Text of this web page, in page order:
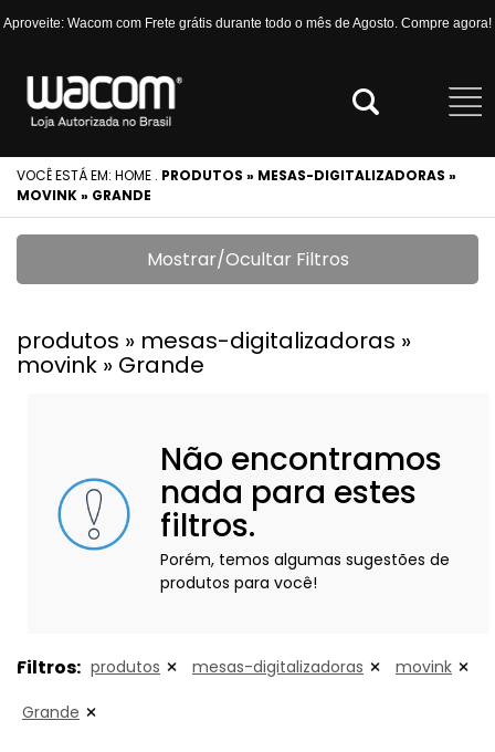
Aproveite: Wacom com Frete grátis durante todo o mês de Agosto. Compre agora!
VOCÊ ESTÁ EM: HOME . PRODUTOS » MESAS-DIGITALIZADORAS »
MOVINK » GRANDE
Mostrar/Ocultar Filtros
produtos » mesas-digitalizadoras »
movink » Grande
Não encontramos
nada para estes
filtros.
Porém, temos algumas sugestões de
produtos para você!
Filtros: produtos mesas-digitalizadoras movink
Grande